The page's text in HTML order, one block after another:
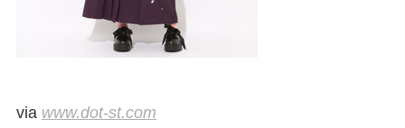
via www.dot-st.com